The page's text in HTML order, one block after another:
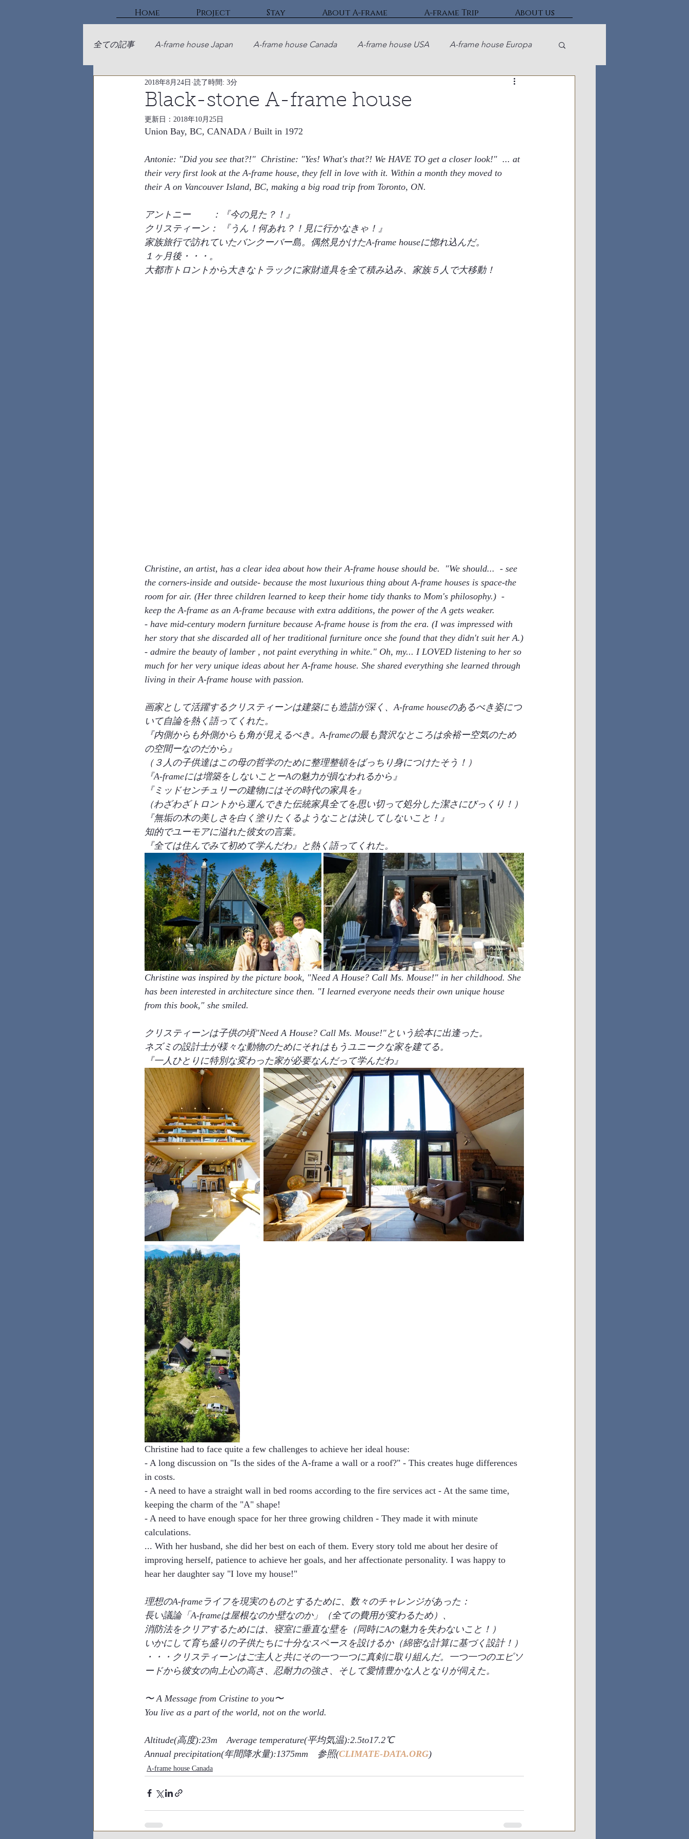
Home Project Stay About A-frame A-frame Trip About us
全ての記事 A-frame house Japan A-frame house Canada A-frame house USA A-frame house Europa
Black-stone A-frame house
2018年8月24日 読了時間: 3分
更新日： 2018年10月25日
Union Bay, BC, CANADA / Built in 1972
Antonie: "Did you see that?!"  Christine: "Yes! What's that?! We HAVE TO get a closer look!"  ... at
their very first look at the A-frame house, they fell in love with it. Within a month they moved to
their A on Vancouver Island, BC, making a big road trip from Toronto, ON.
アントニー　　 ：『今の見た？！』
クリスティーン： 『うん！何あれ？！見に行かなきゃ！』
家族旅行で訪れていたバンクーバー島。偶然見かけたA-frame houseに惚れ込んだ。
１ヶ月後・・・。
大都市トロントから大きなトラックに家財道具を全て積み込み、家族５人で大移動！
Christine, an artist, has a clear idea about how their A-frame house should be.  "We should...  - see
the corners-inside and outside- because the most luxurious thing about A-frame houses is space-the
room for air. (Her three children learned to keep their home tidy thanks to Mom's philosophy.)  -
keep the A-frame as an A-frame because with extra additions, the power of the A gets weaker.
- have mid-century modern furniture because A-frame house is from the era. (I was impressed with
her story that she discarded all of her traditional furniture once she found that they didn't suit her A.)
- admire the beauty of lamber , not paint everything in white." Oh, my... I LOVED listening to her so
much for her very unique ideas about her A-frame house. She shared everything she learned through
living in their A-frame house with passion.
画家として活躍するクリスティーンは建築にも造詣が深く、A-frame houseのあるべき姿につ
いて自論を熱く語ってくれた。
『内側からも外側からも角が見えるべき。A-frameの最も贅沢なところは余裕ー空気のため
の空間ーなのだから』
（３人の子供達はこの母の哲学のために整理整頓をばっちり身につけたそう！）
『A-frameには増築をしないことーAの魅力が損なわれるから』
『ミッドセンチュリーの建物にはその時代の家具を』
（わざわざトロントから運んできた伝統家具全てを思い切って処分した潔さにびっくり！）
『無垢の木の美しさを白く塗りたくるようなことは決してしないこと！』
知的でユーモアに溢れた彼女の言葉。
『全ては住んでみて初めて学んだわ』と熱く語ってくれた。
Christine was inspired by the picture book, "Need A House? Call Ms. Mouse!" in her childhood. She
has been interested in architecture since then. "I learned everyone needs their own unique house
from this book," she smiled.
クリスティーンは子供の頃"Need A House? Call Ms. Mouse!"という絵本に出逢った。
ネズミの設計士が様々な動物のためにそれはもうユニークな家を建てる。
『一人ひとりに特別な変わった家が必要なんだって学んだわ』
Christine had to face quite a few challenges to achieve her ideal house:
- A long discussion on "Is the sides of the A-frame a wall or a roof?" - This creates huge differences
in costs.
- A need to have a straight wall in bed rooms according to the fire services act - At the same time,
keeping the charm of the "A" shape!
- A need to have enough space for her three growing children - They made it with minute
calculations.
... With her husband, she did her best on each of them. Every story told me about her desire of
improving herself, patience to achieve her goals, and her affectionate personality. I was happy to
hear her daughter say "I love my house!"
理想のA-frameライフを現実のものとするために、数々のチャレンジがあった：
長い議論「A-frameは屋根なのか壁なのか」（全ての費用が変わるため）、
消防法をクリアするためには、寝室に垂直な壁を（同時にAの魅力を失わないこと！）
いかにして育ち盛りの子供たちに十分なスペースを設けるか（綿密な計算に基づく設計！）
・・・クリスティーンはご主人と共にその一つ一つに真剣に取り組んだ。一つ一つのエピソ
ードから彼女の向上心の高さ、忍耐力の強さ、そして愛情豊かな人となりが伺えた。
〜 A Message from Cristine to you〜
You live as a part of the world, not on the world.
Altitude(高度):23m　Average temperature(平均気温):2.5to17.2℃
Annual precipitation(年間降水量):1375mm　参照(CLIMATE-DATA.ORG)
A-frame house Canada